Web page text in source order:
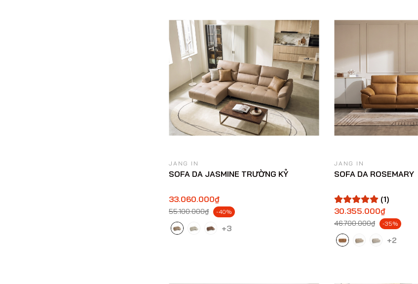
JANG IN
SOFA DA JASMINE TRƯỜNG KỶ
33.060.000₫
55.100.000₫ -40%
+3
JANG IN
SOFA DA ROSEMARY
(1)
30.355.000₫
46.700.000₫ -35%
+2